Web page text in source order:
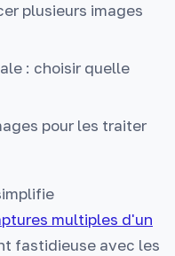
plusieurs images
: choisir quelle
pour les traiter
multiples d'un
fastidieuse avec les